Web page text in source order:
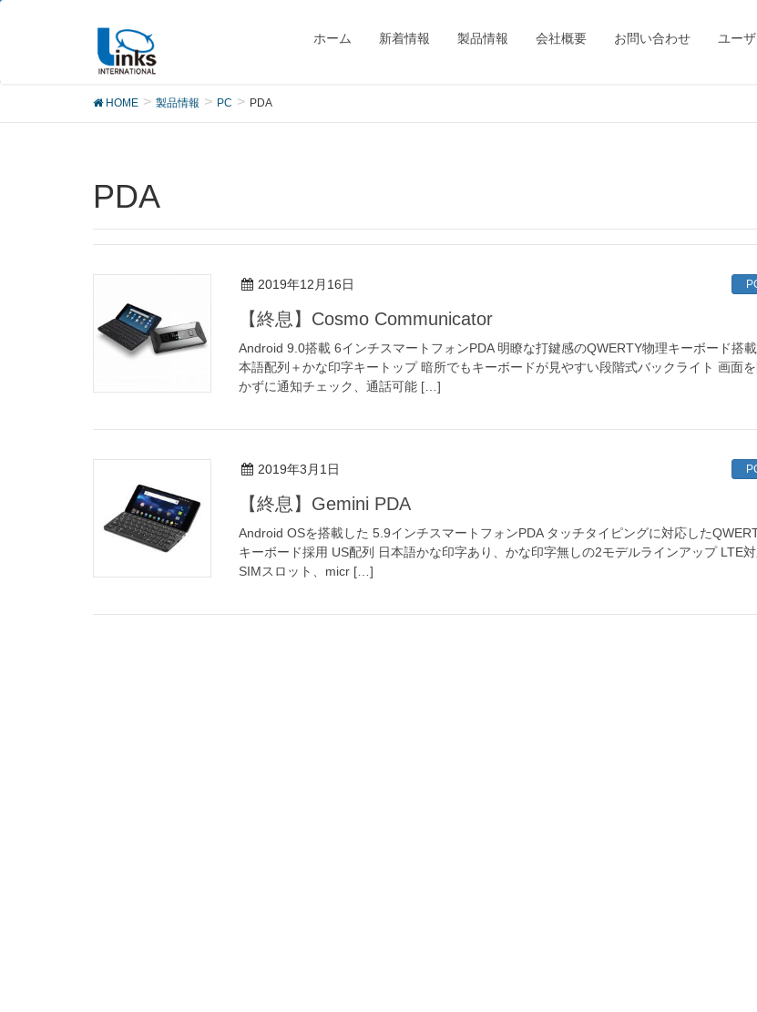
ホーム 新着情報 製品情報 会社概要 お問い合わせ ユー
製品
HOME 製品情報 PC PDA
PDA
2019年12月16日
【終息】Cosmo Communicator
Android 9.0搭載 6インチスマートフォンPDA 明瞭な打鍵感のQWERTY物理キーボード搭
本語配列＋かな印字キートップ 暗所でもキーボードが見やすい段階式バックライト 画面を
かずに通知チェック、通話可能 […]
2019年3月1日
【終息】Gemini PDA
Android OSを搭載した 5.9インチスマートフォンPDA タッチタイピングに対応した
キーボード採用 US配列 日本語かな印字あり、かな印字無しの2モデルラインアップ LTE
SIMスロット、micr […]